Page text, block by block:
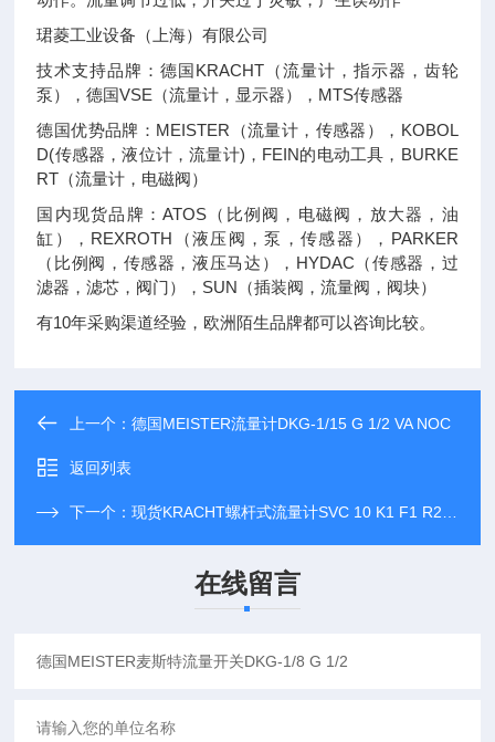
珺菱工业设备（上海）有限公司
技术支持品牌：德国KRACHT（流量计，指示器，齿轮
泵），德国VSE（流量计，显示器），MTS传感器
德国优势品牌：MEISTER（流量计，传感器），KOBOL
D(传感器，液位计，流量计)，FEIN的电动工具，BURKE
RT（流量计，电磁阀）
国内现货品牌：ATOS（比例阀，电磁阀，放大器，油
缸），REXROTH（液压阀，泵，传感器），PARKER
（比例阀，传感器，液压马达），HYDAC（传感器，过
滤器，滤芯，阀门），SUN（插装阀，流量阀，阀块）
有10年采购渠道经验，欧洲陌生品牌都可以咨询比较。
上一个：德国MEISTER流量计DKG-1/15 G 1/2 VA NOC
返回列表
下一个：现货KRACHT螺杆式流量计SVC 10 K1 F1 R2 SH
在线留言